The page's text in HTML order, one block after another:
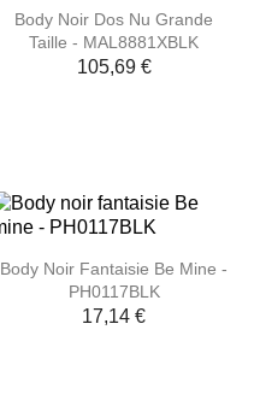
Body Noir Dos Nu Grande
Taille - MAL8881XBLK
105,69 €
Body Noir Fantaisie Be Mine -
PH0117BLK
17,14 €